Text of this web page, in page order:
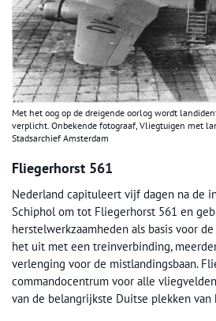
Met het oog op de dreigende oorlog wordt
verplicht. Onbekende fotograaf, Vliegtuigen met
Stadsarchief Amsterdam
Fliegerhorst 561
Nederland capituleert vijf dagen na de
Schiphol om tot Fliegerhorst 561 en
herstelwerkzaamheden als basis voor
het uit met een treinverbinding,
verlenging voor de mistlandingsbaan.
commandocentrum voor alle
van de belangrijkste Duitse plekken van